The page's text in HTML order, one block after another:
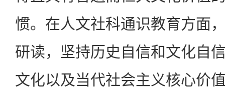
惯。在人文社科通识教育方面
研读，坚持历史自信和文化自
文化以及当代社会主义核心价